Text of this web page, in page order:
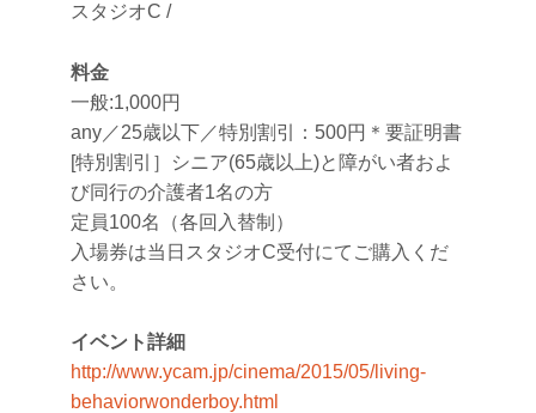
スタジオC /
料金
一般:1,000円
any／25歳以下／特別割引：500円＊要証明書
[特別割引］シニア(65歳以上)と障がい者およ
び同行の介護者1名の方
定員100名（各回入替制）
入場券は当日スタジオC受付にてご購入くだ
さい。
イベント詳細
http://www.ycam.jp/cinema/2015/05/living-
behaviorwonderboy.html